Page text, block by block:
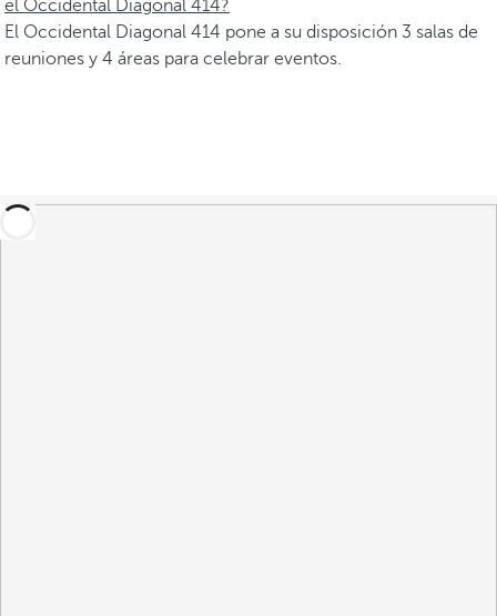
el Occidental Diagonal 414?
El Occidental Diagonal 414 pone a su disposición 3 salas de
reuniones y 4 áreas para celebrar eventos.